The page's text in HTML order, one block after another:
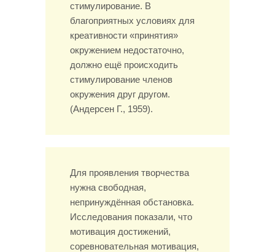
стимулирование. В
благоприятных условиях для
креативности «принятия»
окружением недостаточно,
должно ещё происходить
стимулирование членов
окружения друг другом.
(Андерсен Г., 1959).
Для проявления творчества
нужна свободная,
непринуждённая обстановка.
Исследования показали, что
мотивация достижений,
соревновательная мотивация,